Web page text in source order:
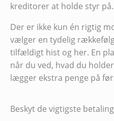
kreditorer at holde styr på.
Der er ikke kun én rigtig
vælger en tydelig
tilfældigt hist og her. En
når du ved, hvad du
lægger ekstra penge på
Beskyt de vigtigste